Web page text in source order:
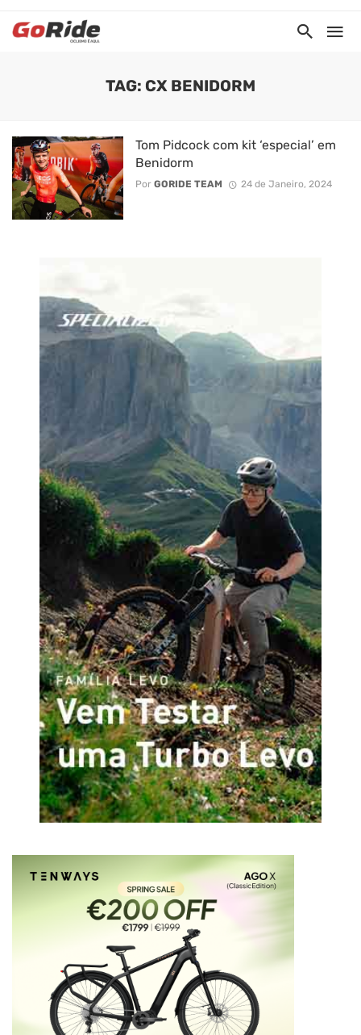
TAG: CX BENIDORM
Tom Pidcock com kit ‘especial’ em
Benidorm
Por GORIDE TEAM 24 de Janeiro, 2024